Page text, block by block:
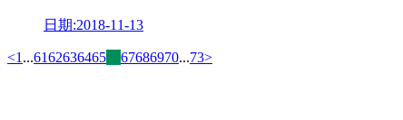
日期:2018-11-13
<1 ...6162636465 67686970...73>